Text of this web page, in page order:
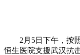
2月5日下午，按照
恒生医院支援武汉抗